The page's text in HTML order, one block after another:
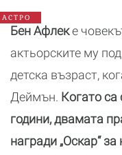
АСТРО
Бен Афлеке
актьорските му
детска възраст,
Деймън. Когато са
години, двамата
награди „Оскар“